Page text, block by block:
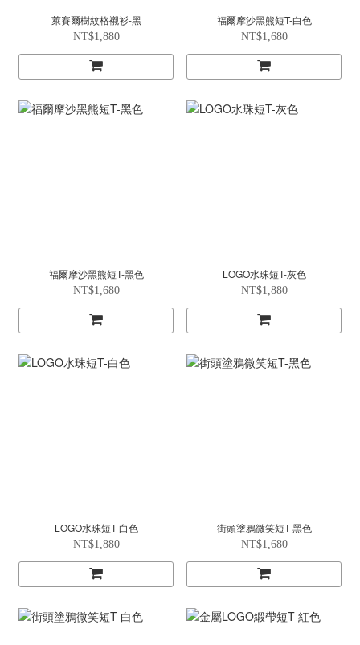
萊賽爾樹紋格襯衫-黑
NT$1,880
福爾摩沙黑熊短T-白色
NT$1,680
福爾摩沙黑熊短T-黑色
NT$1,680
LOGO水珠短T-灰色
NT$1,880
LOGO水珠短T-白色
NT$1,880
街頭塗鴉微笑短T-黑色
NT$1,680